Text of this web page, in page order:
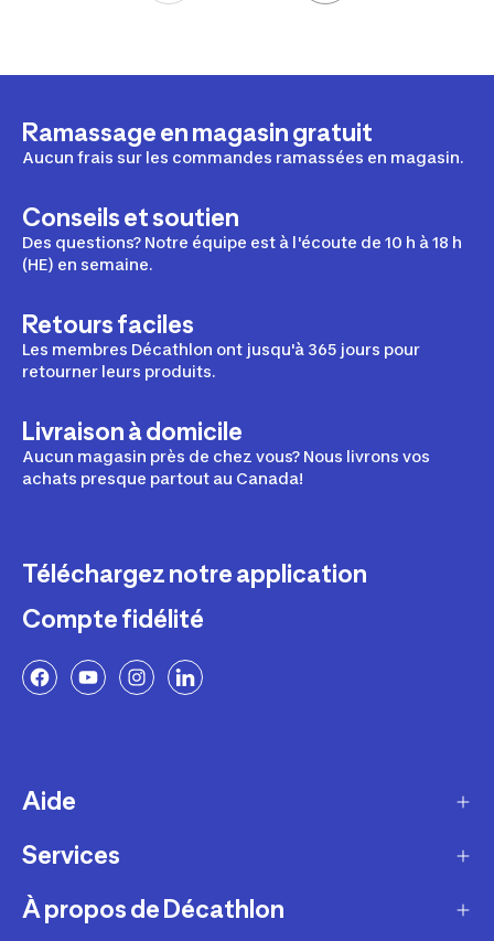
Ramassage en magasin gratuit
Aucun frais sur les commandes ramassées en magasin.
Conseils et soutien
Des questions? Notre équipe est à l'écoute de 10 h à 18 h
(HE) en semaine.
Retours faciles
Les membres Décathlon ont jusqu'à 365 jours pour
retourner leurs produits.
Livraison à domicile
Aucun magasin près de chez vous? Nous livrons vos
achats presque partout au Canada!
Téléchargez notre application
Compte fidélité
Aide
Livraison
Retours et échanges
Services
Programme de fidélité
À propos de Décathlon